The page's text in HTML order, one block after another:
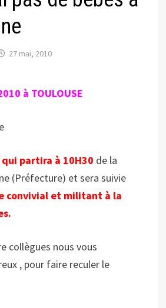
27 mai, 2010
à TOULOUSE
qui partira à 10H30 de la
(Préfecture) et sera suivie
convivial et militant à la
collègues nous vous
, pour faire reculer le